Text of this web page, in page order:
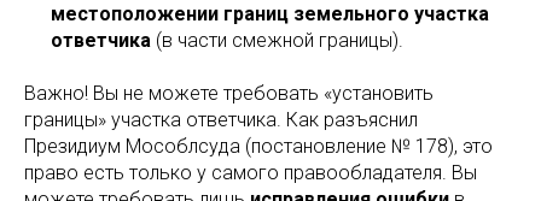
местоположении границ земельного участка
ответчика (в части смежной границы).
Важно! Вы не можете требовать «установить
границы» участка ответчика. Как разъяснил
Президиум Мособлсуда (постановление № 178), это
право есть только у самого правообладателя. Вы